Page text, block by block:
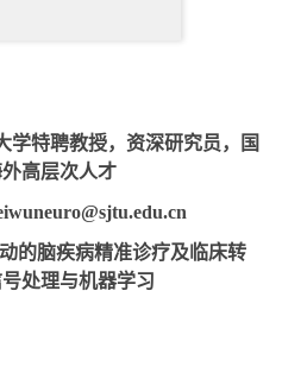
学特聘教授，资深研究员，国
高层次人才
的脑疾病精准诊疗及临床转
处理与机器学习